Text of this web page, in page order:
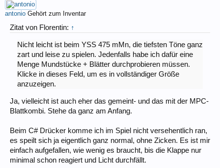
antonio Gehört zum Inventar
Zitat von Florentin: ↑
Nicht leicht ist beim YSS 475 mMn, die tiefsten Töne ganz
zart und leise zu spielen. Jedenfalls habe ich dafür eine
Menge Mundstücke + Blätter durchprobieren müssen.
Klicke in dieses Feld, um es in vollständiger Größe
anzuzeigen.
Ja, vielleicht ist auch eher das gemeint- und das mit der MPC-
Blattkombi. Stehe da ganz am Anfang.
Beim C# Drücker komme ich im Spiel nicht versehentlich ran,
es speilt sich ja eigentlich ganz normal, ohne Zicken. Es ist mir
einfach aufgefallen, wie wenig es braucht, bis die Klappe nur
minimal schon reagiert und Licht durchfällt.